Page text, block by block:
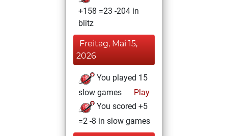
+158 =23 -204 in
blitz
Freitag, Mai 15,
2026
You played 15
slow games
Play
You scored +5
=2 -8 in slow games